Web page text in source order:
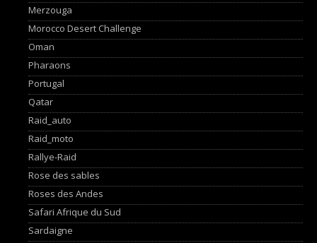
Merzouga
Morocco Desert Challenge
Oman
Pharaons
Portugal
Qatar
Raid_auto
Raid_moto
Rallye-Raid
Rose des sables
Roses des Andes
Safari Afrique du Sud
Sardaigne